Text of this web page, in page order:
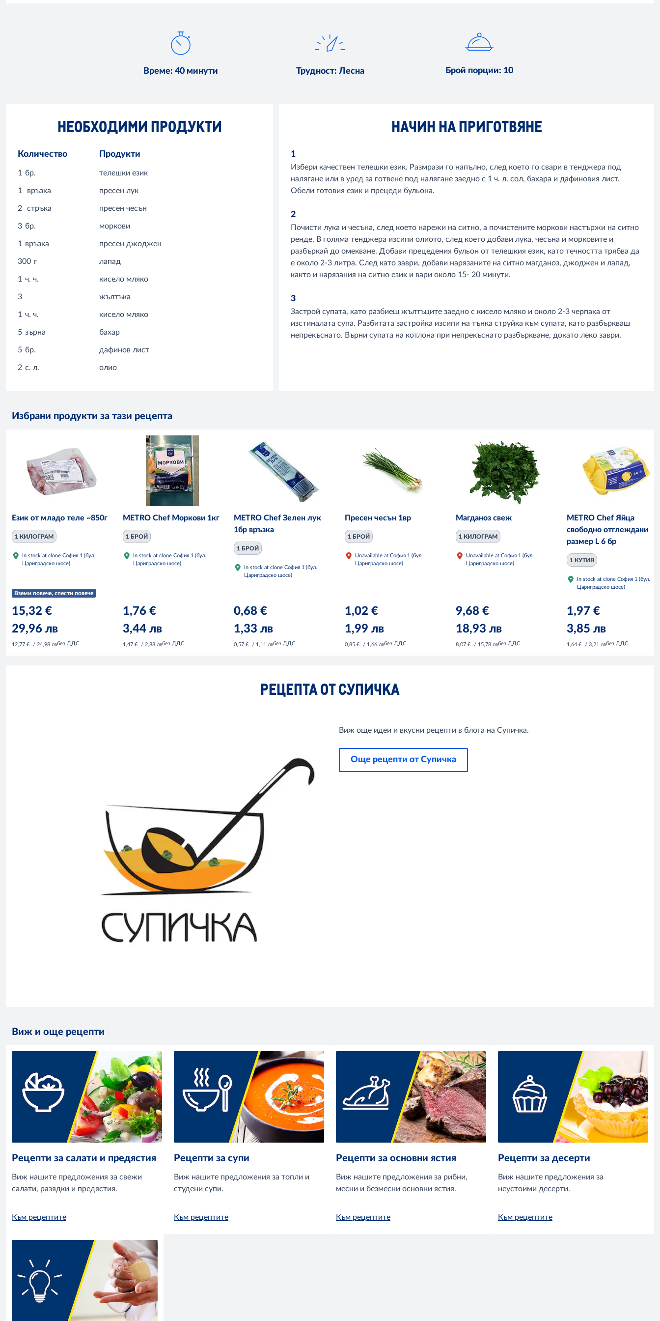
Време:40 минути Трудност: Лесна Брой порции: 10
НЕОБХОДИМИ ПРОДУКТИ
Количество Продукти
1 бр. телешки език
1 връзка пресен лук
2 стръка пресен чесън
3 бр. моркови
1 връзка пресен джоджен
300 г лапад
1 ч. ч. кисело мляко
3 жълтъка
1 ч. ч. кисело мляко
5 зърна бахар
5 бр. дафинов лист
2 с. л. олио
НАЧИН НА ПРИГОТВЯНЕ
1
Избери качествен телешки език. Размрази го напълно, след което го свари в тенджера под
налягане или в уред за готвене под налягане заедно с 1 ч. л. сол, бахара и дафиновия лист.
Обели готовия език и прецеди бульона.
2
Почисти лука и чесъна, след което нарежи на ситно, а почистените моркови настържи на ситно
ренде. В голяма тенджера изсипи олиото, след което добави лука, чесъна и морковите и
разбъркай до омекване. Добави прецедения бульон от телешкия език, като течността трябва да
е около 2-3 литра. След като заври, добави нарязаните на ситно магданоз, джоджен и лапад,
както и нарязания на ситно език и вари около 15- 20 минути.
3
Застрой супата, като разбиеш жълтъците заедно с кисело мляко и около 2-3 черпака от
изстиналата супа. Разбитата застройка изсипи на тънка струйка към супата, като разбъркваш
непрекъснато. Върни супата на котлона при непрекъснато разбъркване, докато леко заври.
Избрани продукти за тази рецепта
Език от младо теле ~850г
1 КИЛОГРАМ
In stock at clone София 1 (бул.
Цариградско шосе)
Вземи повече, спести повече
15,32 €
29,96 лв
12,77 € / 24,98 лвбез ДДС
METRO Chef Моркови 1кг
1 БРОЙ
In stock at clone София 1 (бул.
Цариградско шосе)
1,76 €
3,44 лв
1,47 € / 2,88 лвбез ДДС
METRO Chef Зелен лук
1бр връзка
1 БРОЙ
In stock at clone София 1 (бул.
Цариградско шосе)
0,68 €
1,33 лв
0,57 € / 1,11 лвбез ДДС
Пресен чесън 1вр
1 БРОЙ
Unavailable at София 1 (бул.
Цариградско шосе)
1,02 €
1,99 лв
0,85 € / 1,66 лвбез ДДС
Магданоз свеж
1 КИЛОГРАМ
Unavailable at София 1 (бул.
Цариградско шосе)
9,68 €
18,93 лв
8,07 € / 15,78 лвбез ДДС
METRO Chef Яйца
свободно отглеждани
размер L 6 бр
1 КУТИЯ
In stock at clone София 1 (бул.
Цариградско шосе)
1,97 €
3,85 лв
1,64 € / 3,21 лвбез ДДС
РЕЦЕПТА ОТ СУПИЧКА
Виж още идеи и вкусни рецепти в блога на Супичка.
Още рецепти от Супичка
Виж и още рецепти
Рецепти за салати и предястия
Виж нашите предложения за свежи
салати, разядки и предястия.
Към рецептите
Рецепти за супи
Виж нашите предложения за топли и
студени супи.
Към рецептите
Рецепти за основни ястия
Виж нашите предложения за рибни,
месни и безмесни основни ястия.
Към рецептите
Рецепти за десерти
Виж нашите предложения за
неустоими десерти.
Към рецептите